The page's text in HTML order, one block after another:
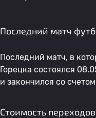
Последний матч
Последний матч, в
Горецка состоялся
и закончился со
Стоимость